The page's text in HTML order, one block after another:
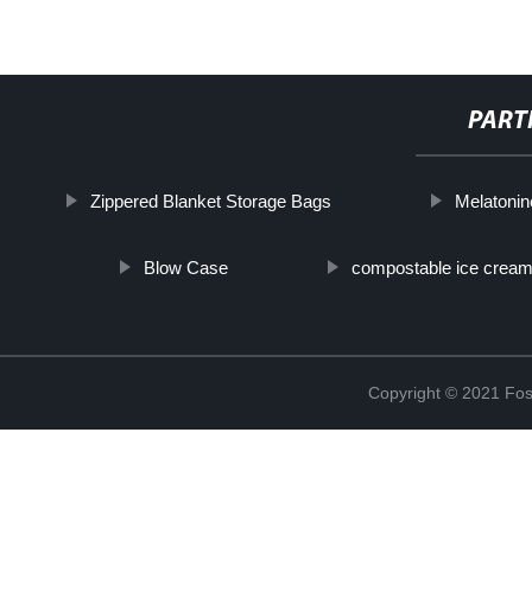
Zippered Blanket Storage Bags
Blow Case compostable ice
Copyright © 2021